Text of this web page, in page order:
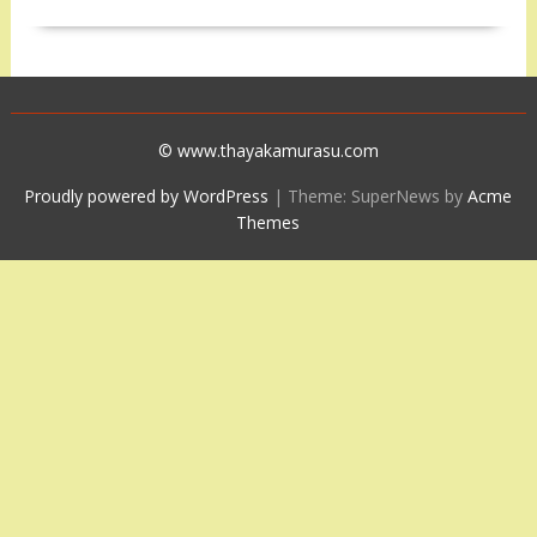
© www.thayakamurasu.com
Proudly powered by WordPress | Theme: SuperNews byAcme
Themes